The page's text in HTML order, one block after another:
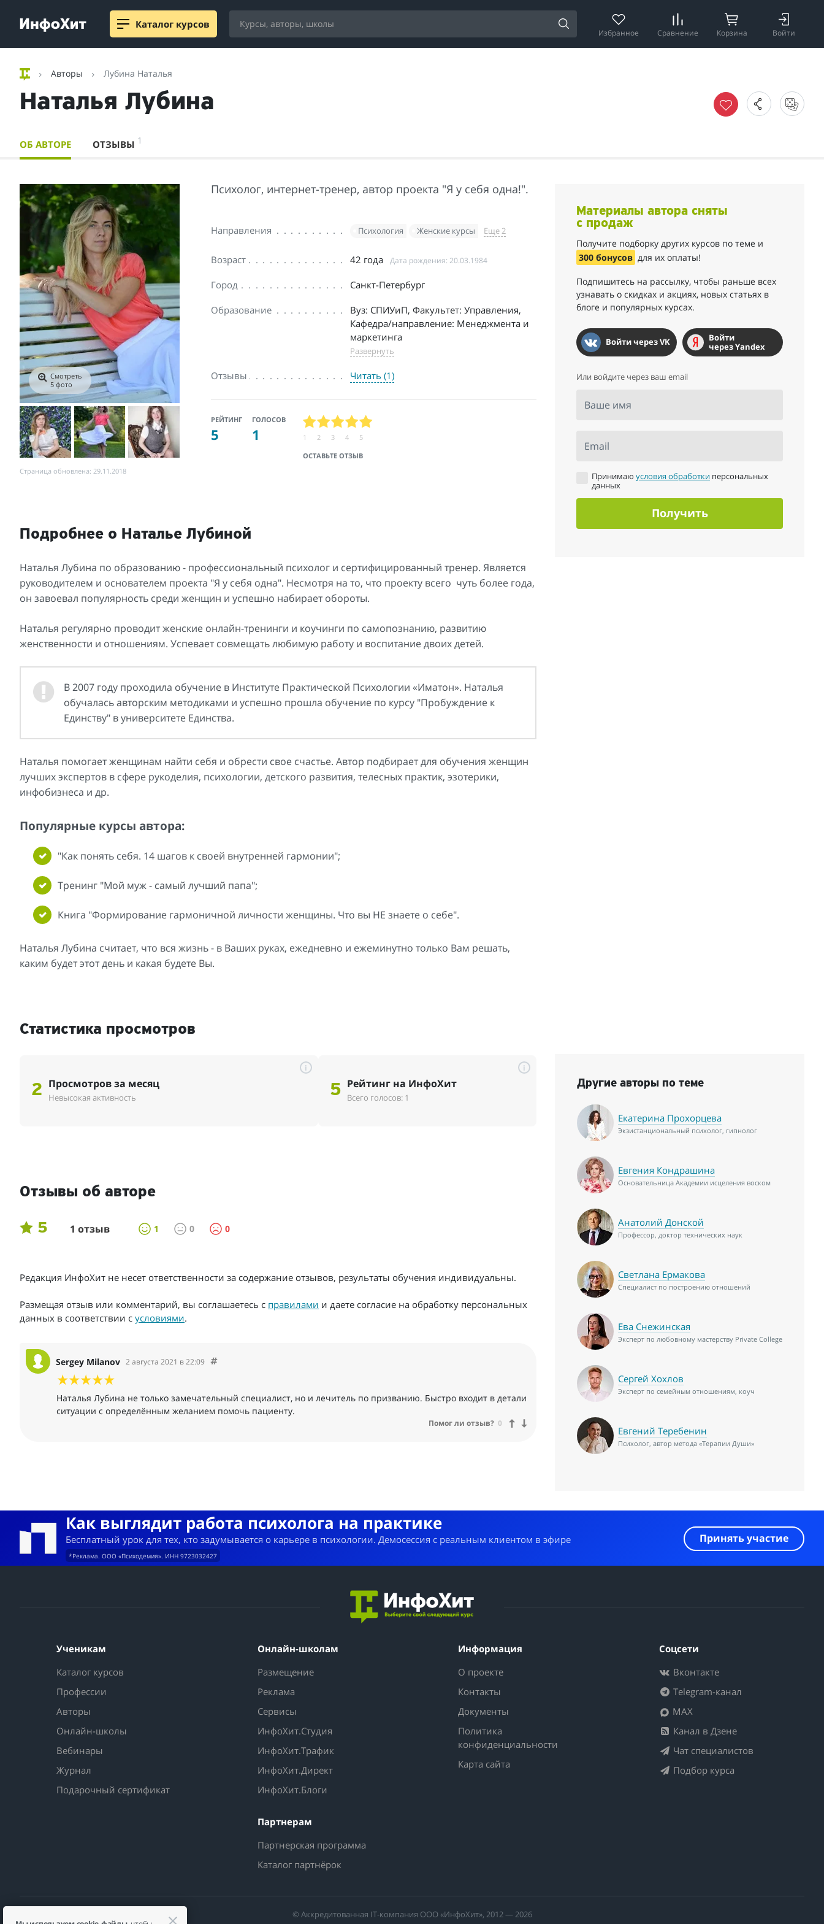
Каталог курсов
Избранное Сравнение Корзина Войти
Авторы Лубина Наталья
Наталья Лубина
ОБ АВТОРЕ ОТЗЫВЫ 1
Смотреть
5 фото
Страница обновлена: 29.11.2018
Психолог, интернет-тренер, автор проекта "Я у себя одна!".
Направления Психология Женские курсы Еще 2
Возраст 42 года Дата рождения: 20.03.1984
Город Санкт-Петербург
Образование
Вуз: СПИУиП, Факультет: Управления,
Кафедра/направление: Менеджмента и
маркетинга
Развернуть
Отзывы Читать (1)
РЕЙТИНГ
5
ГОЛОСОВ
1
ОСТАВЬТЕ ОТЗЫВ
1 2 3 4 5
Подробнее о Наталье Лубиной
Наталья Лубина по образованию - профессиональный психолог и сертифицированный тренер. Является
руководителем и основателем проекта "Я у себя одна". Несмотря на то, что проекту всего чуть более года,
он завоевал популярность среди женщин и успешно набирает обороты.
Наталья регулярно проводит женские онлайн-тренинги и коучинги по самопознанию, развитию
женственности и отношениям. Успевает совмещать любимую работу и воспитание двоих детей.
В 2007 году проходила обучение в Институте Практической Психологии «Иматон». Наталья
обучалась авторским методиками и успешно прошла обучение по курсу "Пробуждение к
Единству" в университете Единства.
Наталья помогает женщинам найти себя и обрести свое счастье. Автор подбирает для обучения женщин
лучших экспертов в сфере рукоделия, психологии, детского развития, телесных практик, эзотерики,
инфобизнеса и др.
Популярные курсы автора:
"Как понять себя. 14 шагов к своей внутренней гармонии";
Тренинг "Мой муж - самый лучший папа";
Книга "Формирование гармоничной личности женщины. Что вы НЕ знаете о себе".
Наталья Лубина считает, что вся жизнь - в Ваших руках, ежедневно и ежеминутно только Вам решать,
каким будет этот день и какая будете Вы.
Статистика просмотров
2 Просмотров за месяц
Невысокая активность
i
5 Рейтинг на ИнфоХит
Всего голосов: 1
i
Отзывы об авторе
5 1 отзыв 1 0 0
Редакция ИнфоХит не несет ответственности за содержание отзывов, результаты обучения индивидуальны.
Размещая отзыв или комментарий, вы соглашаетесь с правилами и даете согласие на обработку персональных
данных в соответствии с условиями.
Sergey Milanov 2 августа 2021 в 22:09
Наталья Лубина не только замечательный специалист, но и лечитель по призванию. Быстро входит в детали
ситуации с определённым желанием помочь пациенту.
Помог ли отзыв? 0
Материалы автора сняты
с продаж
Получите подборку других курсов по теме и
300 бонусов для их оплаты!
Подпишитесь на рассылку, чтобы раньше всех
узнавать о скидках и акциях, новых статьях в
блоге и популярных курсах.
Войти через VK
Войти
через Yandex
Или войдите через ваш email
Ваше имя
Email
Принимаюусловия обработки персональных
данных
Получить
Другие авторы по теме
Екатерина Прохорцева
Экзистанциональный психолог, гипнолог
Евгения Кондрашина
Основательница Академии исцеления воском
Анатолий Донской
Профессор, доктор технических наук
Светлана Ермакова
Специалист по построению отношений
Ева Снежинская
Эксперт по любовному мастерству Private College
Сергей Хохлов
Эксперт по семейным отношениям, коуч
Евгений Теребенин
Психолог, автор метода «Терапии Души»
Как выглядит работа психолога на практике
Бесплатный урок для тех, кто задумывается о карьере в психологии. Демосессия с реальным клиентом в эфире
*Реклама. ООО «Психодемия». ИНН 9723032427
Принять участие
Ученикам
Каталог курсов
Профессии
Авторы
Онлайн-школы
Вебинары
Журнал
Подарочный сертификат
Онлайн-школам
Размещение
Реклама
Сервисы
ИнфоХит.Студия
ИнфоХит.Трафик
ИнфоХит.Директ
ИнфоХит.Блоги
Партнерам
Партнерская программа
Каталог партнёрок
Информация
О проекте
Контакты
Документы
Политика
конфиденциальности
Карта сайта
Соцсети
Вконтакте
Telegram-канал
MAX
Канал в Дзене
Чат специалистов
Подбор курса
© Аккредитованная IT-компания ООО «ИнфоХит», 2012 — 2026